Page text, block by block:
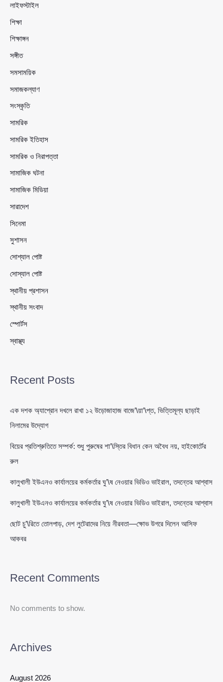
লাইফস্টাইল
শিক্ষা
শিক্ষাঙ্গন
সঙ্গীত
সমসাময়িক
সমাজকল্যাণ
সংস্কৃতি
সামরিক
সামরিক ইতিহাস
সামরিক ও নিরাপত্তা
সামাজিক ঘটনা
সামাজিক মিডিয়া
সারাদেশ
সিনেমা
সুশাসন
সোশ্যাল পোষ্ট
সোস্যাল পোষ্ট
স্থানীয় প্রশাসন
স্থানীয় সংবাদ
স্পোর্টস
স্বাস্থ্য
Recent Posts
এক দশক অ্যাপ্রোন দখলে রাখা ১২ উড়োজাহাজ বাজে’\য়া’\প্ত, ভিত্তিমূল্য ছাড়াই
নিলামের উদ্যোগ
বিয়ের প্রতিশ্রুতিতে সম্পর্ক: শুধু পুরুষের শা’\স্তির বিধান কেন অবৈধ নয়, হাইকোর্টের
রুল
কালুখালী ইউএনও কার্যালয়ের কর্মকর্তার ঘু’\ষ নেওয়ার ভিডিও ভাইরাল, তদন্তের আশ্বাস
কালুখালী ইউএনও কার্যালয়ের কর্মকর্তার ঘু’\ষ নেওয়ার ভিডিও ভাইরাল, তদন্তের আশ্বাস
ছোট চু’\রিতে তোলপাড়, দেশ লুটেরাদের নিয়ে নীরবতা—ক্ষোভ উগরে দিলেন আসিফ
আকবর
Recent Comments
No comments to show.
Archives
August 2026